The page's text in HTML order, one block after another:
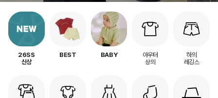
26SS
신상
BEST BABY
아우터
상의
하의
레깅스